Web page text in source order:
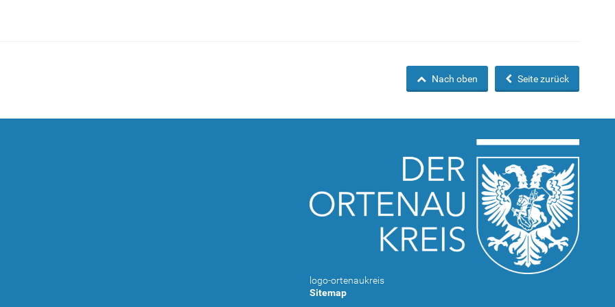
Seite zurück
Nach oben
logo-ortenaukreis
Sitemap